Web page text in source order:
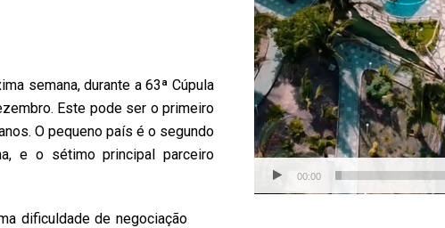
semana, durante a 63ª Cúpula
Este pode ser o primeiro
O pequeno país é o segundo
e o sétimo principal parceiro
dificuldade de negociação
00:00